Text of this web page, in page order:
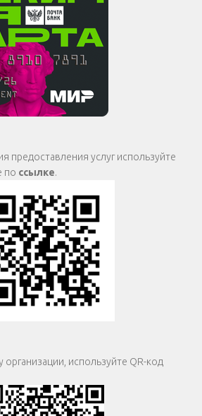
предоставления услуг используйте
по ссылке.
используйте QR-код